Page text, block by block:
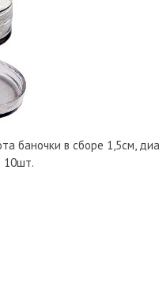
баночки в сборе 1,5см,
10шт.